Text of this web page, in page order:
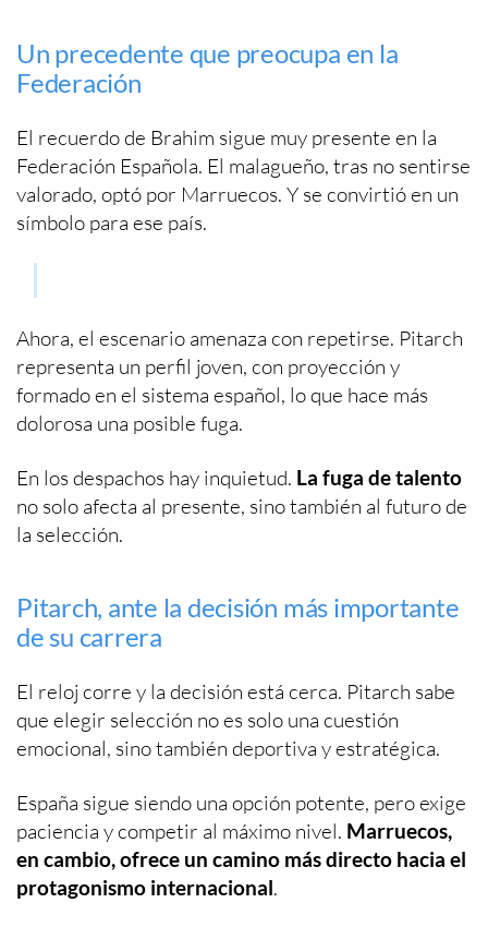
Un precedente que preocupa en la
Federación
El recuerdo de Brahim sigue muy presente en la
Federación Española. El malagueño, tras no sentirse
valorado, optó por Marruecos. Y se convirtió en un
símbolo para ese país.
Ahora, el escenario amenaza con repetirse. Pitarch
representa un perfil joven, con proyección y
formado en el sistema español, lo que hace más
dolorosa una posible fuga.
En los despachos hay inquietud. La fuga de talento
no solo afecta al presente, sino también al futuro de
la selección.
Pitarch, ante la decisión más importante
de su carrera
El reloj corre y la decisión está cerca. Pitarch sabe
que elegir selección no es solo una cuestión
emocional, sino también deportiva y estratégica.
España sigue siendo una opción potente, pero exige
paciencia y competir al máximo nivel. Marruecos,
en cambio, ofrece un camino más directo hacia el
protagonismo internacional.